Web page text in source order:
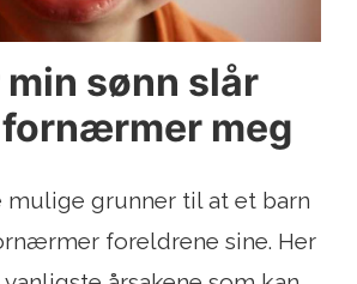
sønn slår
fornærmer meg
mulige grunner til at et barn
foreldrene sine. Her